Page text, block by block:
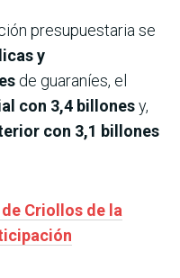
presupuestaria se
y
de guaraníes, el
con 3,4 billonesy,
con 3,1 billones
Criollos de la